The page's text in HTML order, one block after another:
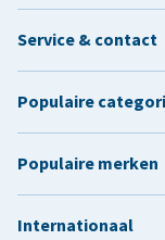
Service & contact
Populaire
Populaire merken
Internationaal